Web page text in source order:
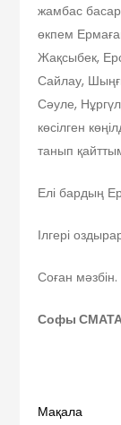
жамбас
өкпем
Жақсыбек,
Сайлау,
Сәуле,
көсілген
танып
Елі бардың
Ілгері
Соған
Софы
Мақала